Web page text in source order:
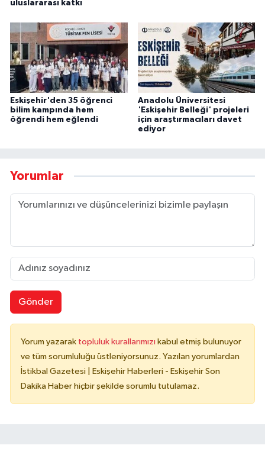
uluslararası katkı
Eskişehir'den 35 öğrenci
bilim kampında hem
öğrendi hem eğlendi
Anadolu Üniversitesi
'Eskişehir Belleği' projeleri
için araştırmacıları davet
ediyor
Yorumlar
Gönder
Yorum yazarak topluluk kurallarımızı kabul etmiş bulunuyor
ve tüm sorumluluğu üstleniyorsunuz. Yazılan yorumlardan
İstikbal Gazetesi | Eskişehir Haberleri - Eskişehir Son
Dakika Haber hiçbir şekilde sorumlu tutulamaz.